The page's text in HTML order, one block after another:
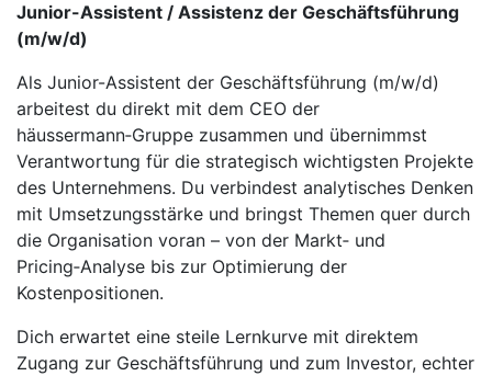
Junior-Assistent / Assistenz der Geschäftsführung
(m/w/d)
Als Junior-Assistent der Geschäftsführung (m/w/d)
arbeitest du direkt mit dem CEO der
häussermann‑Gruppe zusammen und übernimmst
Verantwortung für die strategisch wichtigsten Projekte
des Unternehmens. Du verbindest analytisches Denken
mit Umsetzungsstärke und bringst Themen quer durch
die Organisation voran – von der Markt‑ und
Pricing‑Analyse bis zur Optimierung der
Kostenpositionen.
Dich erwartet eine steile Lernkurve mit direktem
Zugang zur Geschäftsführung und zum Investor, echter